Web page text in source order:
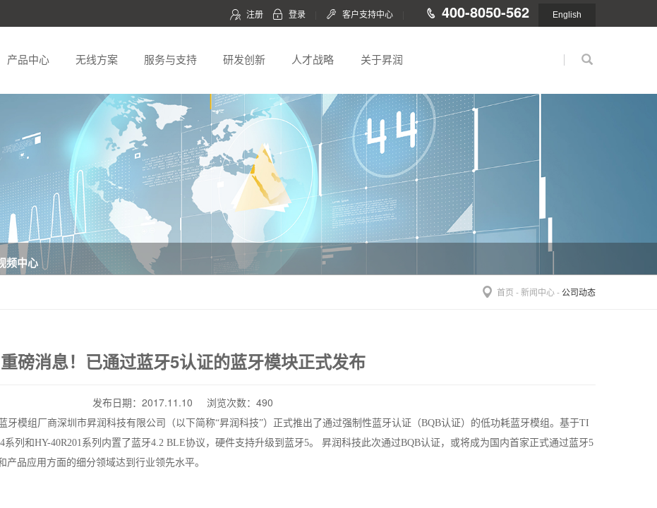
注册 登录 客户支持中心 400-8050-562 English
产品中心 无线方案 服务与支持 研发创新 人才战略 关于昇润
频中心
首页 -新闻中心-公司动态
重磅消息！已通过蓝牙5认证的蓝牙模块正式发布
发布日期：2017.11.10 浏览次数：490
牙模组厂商深圳市昇润科技有限公司（以下简称“昇润科技”）正式推出了通过强制性蓝牙认证（BQB认证）的低功耗蓝牙模组。基于TI
系列和HY-40R201 系列内置了蓝牙4.2 BLE协议，硬件支持升级到蓝牙5。 昇润科技此次通过BQB认证，或将成为国内首家正式通过蓝牙5
品应用方面的细分领域达到行业领先水平。